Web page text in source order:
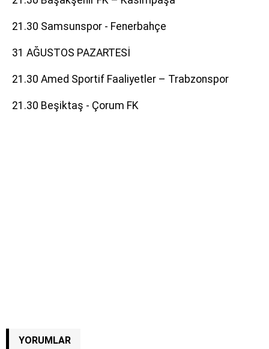
21.30 Samsunspor - Fenerbahçe
31 AĞUSTOS PAZARTESİ
21.30 Amed Sportif Faaliyetler – Trabzonspor
21.30 Beşiktaş - Çorum FK
YORUMLAR